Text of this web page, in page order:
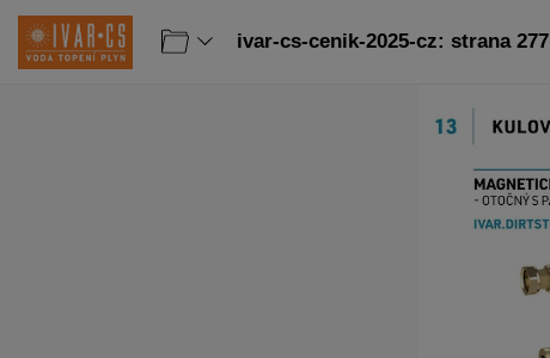
ivar-cs-cenik-2025-cz: strana 277